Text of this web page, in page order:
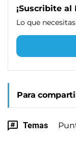
¡Suscribite
Lo que
Para
Temas